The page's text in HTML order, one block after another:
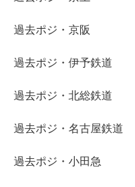
過去ポジ・京阪
過去ポジ・伊予鉄道
過去ポジ・北総鉄道
過去ポジ・名古屋鉄道
過去ポジ・小田急